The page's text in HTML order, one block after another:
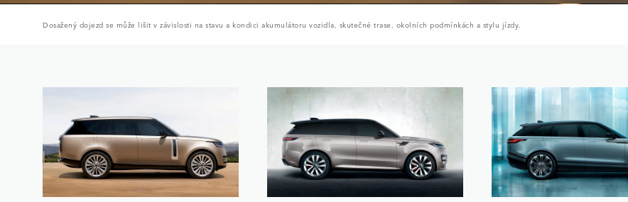
Dosažený dojezd se může lišit v závislosti na stavu a kondici akumulátoru vozidla, skutečné trase, okolních podmínkách a stylu jízdy.